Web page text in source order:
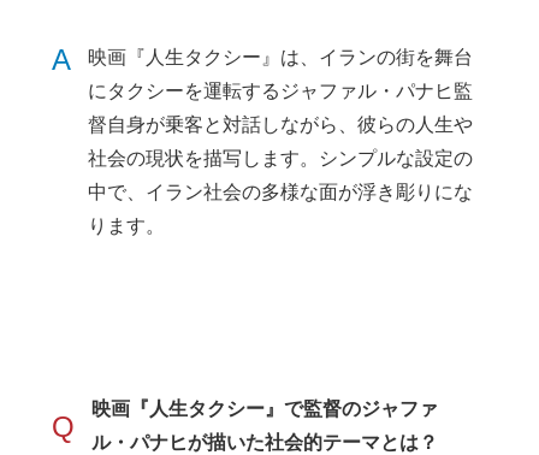
A
映画『人生タクシー』は、イランの街を舞台
にタクシーを運転するジャファル・パナヒ監
督自身が乗客と対話しながら、彼らの人生や
社会の現状を描写します。シンプルな設定の
中で、イラン社会の多様な面が浮き彫りにな
ります。
Q
映画『人生タクシー』で監督のジャファ
ル・パナヒが描いた社会的テーマとは？